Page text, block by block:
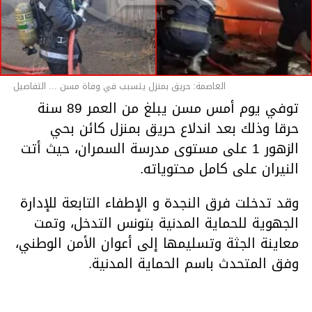
العاصمة: حريق بمنزل يتسبب في وفاة مسن ... التفاصيل
توفي يوم أمس مسن يبلغ من العمر 89 سنة
حرقا وذلك بعد اندلاع حريق بمنزل كائن بحي
الزهور 1 على مستوى مدرسة السمران، حيث أتت
النيران على كامل محتوياته.
وقد تدخلت فرق النجدة و الإطفاء التابعة للإدارة
الجهوية للحماية المدنية بتونس التدخل، وتمت
معاينة الجثة وتسليمها إلى أعوان الأمن الوطني،
وفق المتحدث باسم الحماية المدنية.